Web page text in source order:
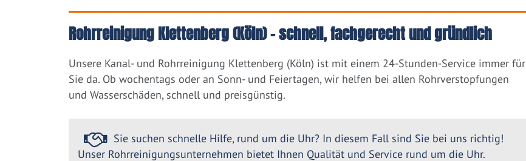
Rohrreinigung Klettenberg (Köln) – schnell, fachgerecht und gründlich
Unsere Kanal- und Rohrreinigung Klettenberg (Köln) ist mit einem 24-Stunden-Service immer für
Sie da. Ob wochentags oder an Sonn- und Feiertagen, wir helfen bei allen Rohrverstopfungen
und Wasserschäden, schnell und preisgünstig.
Sie suchen schnelle Hilfe, rund um die Uhr? In diesem Fall sind Sie bei uns richtig!
Unser Rohrreinigungsunternehmen bietet Ihnen Qualität und Service rund um die Uhr.